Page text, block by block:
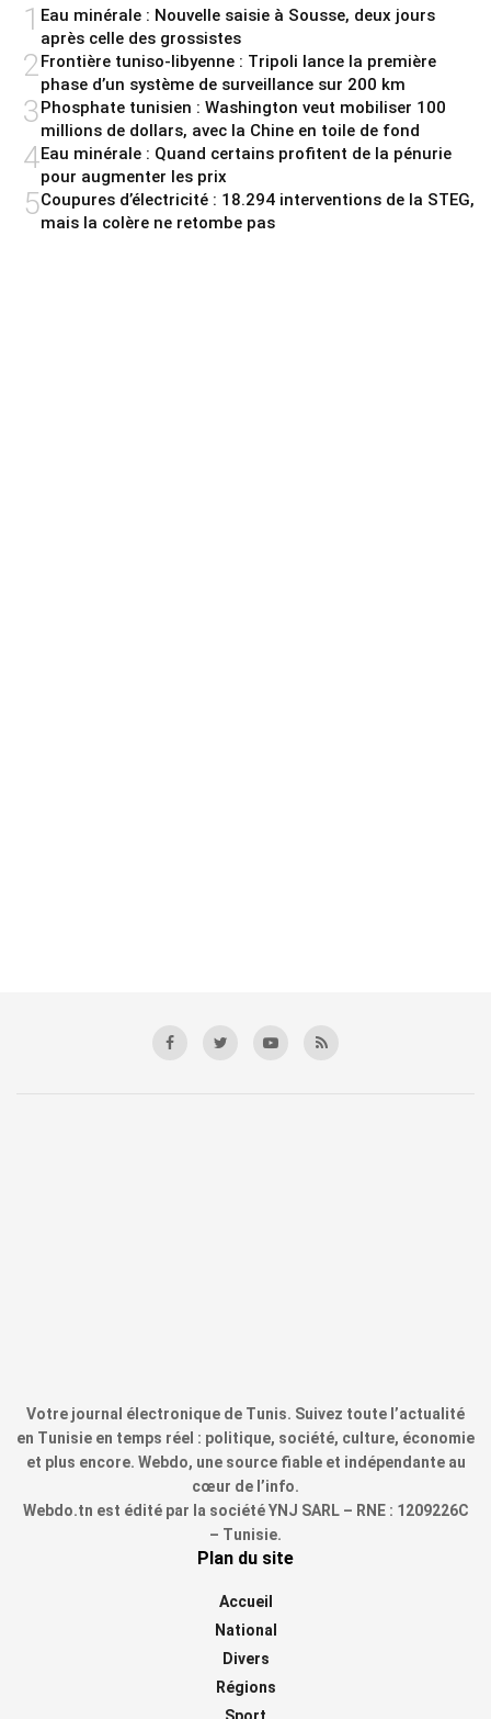
1 Eau minérale : Nouvelle saisie à Sousse, deux jours
après celle des grossistes
2Frontière tuniso-libyenne : Tripoli lance la première
phase d’un système de surveillance sur 200 km
3Phosphate tunisien : Washington veut mobiliser 100
millions de dollars, avec la Chine en toile de fond
4Eau minérale : Quand certains profitent de la pénurie
pour augmenter les prix
5Coupures d’électricité : 18.294 interventions de la STEG,
mais la colère ne retombe pas
Votre journal électronique de Tunis. Suivez toute l’actualité
en Tunisie en temps réel : politique, société, culture, économie
et plus encore. Webdo, une source fiable et indépendante au
cœur de l’info.
Webdo.tn est édité par la société YNJ SARL – RNE : 1209226C
– Tunisie.
Plan du site
Accueil
National
Divers
Régions